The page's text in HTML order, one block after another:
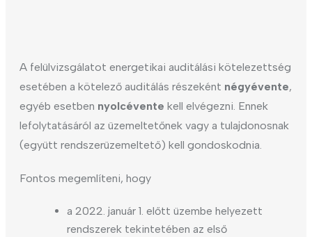
A felülvizsgálatot energetikai auditálási kötelezettség
esetében a kötelező auditálás részeként négyévente,
egyéb esetben nyolcévente kell elvégezni. Ennek
lefolytatásáról az üzemeltetőnek vagy a tulajdonosnak
(együtt rendszerüzemeltető) kell gondoskodnia.
Fontos megemlíteni, hogy
a 2022. január 1. előtt üzembe helyezett
rendszerek tekintetében az első